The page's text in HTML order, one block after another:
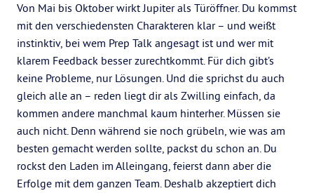
Von Mai bis Oktober wirkt Jupiter als Türöffner. Du kommst
mit den verschiedensten Charakteren klar – und weißt
instinktiv, bei wem Prep Talk angesagt ist und wer mit
klarem Feedback besser zurechtkommt. Für dich gibt’s
keine Probleme, nur Lösungen. Und die sprichst du auch
gleich alle an – reden liegt dir als Zwilling einfach, da
kommen andere manchmal kaum hinterher. Müssen sie
auch nicht. Denn während sie noch grübeln, wie was am
besten gemacht werden sollte, packst du schon an. Du
rockst den Laden im Alleingang, feierst dann aber die
Erfolge mit dem ganzen Team. Deshalb akzeptiert dich